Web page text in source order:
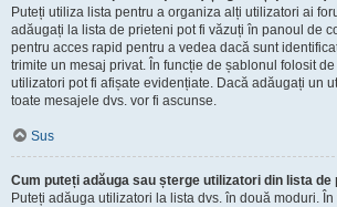
Puteți utiliza lista pentru a organiza alți utilizatori ai
adăugați la lista de prieteni pot fi văzuți în panoul de
pentru acces rapid pentru a vedea dacă sunt
trimite un mesaj privat. În funcție de șablonul folosit
utilizatori pot fi afișate evidențiate. Dacă adăugați un
toate mesajele dvs. vor fi ascunse.
Sus
Cum puteți adăuga sau șterge utilizatori din lista
Puteți adăuga utilizatori la lista dvs. în două moduri.